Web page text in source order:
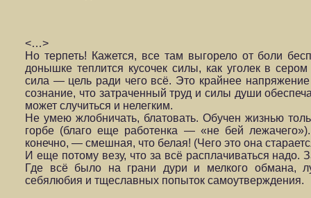
<…>
Но терпеть! Кажется, все там выгорело от боли
донышке теплится кусочек силы, как уголек в
сила — цель ради чего всё. Это крайнее
сознание, что затраченный труд и силы души
может случиться и нелегким.
Не умею жлобничать, блатовать. Обучен жизнью
горбе (благо еще работенка — «не бей
конечно, — смешная, что белая! (Чего это она
И еще потому везу, что за всё расплачиваться надо.
Где всё было на грани дури и мелкого обма­на,
себялюбия и тщеславных попы­ток самоутверждения.